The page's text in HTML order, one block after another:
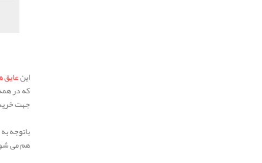
اینعایق
که در
جهت
باتوجه
هم می